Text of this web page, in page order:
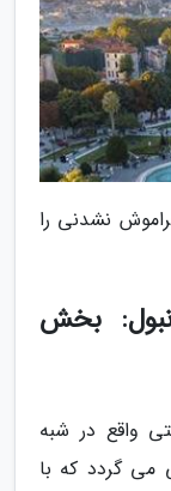
نشدنی را
بخش
واقع در شبه
می گردد که با